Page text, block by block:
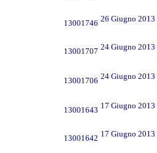
13001746 26 Giugno 2013
13001707 24 Giugno 2013
13001706 24 Giugno 2013
13001643 17 Giugno 2013
13001642 17 Giugno 2013